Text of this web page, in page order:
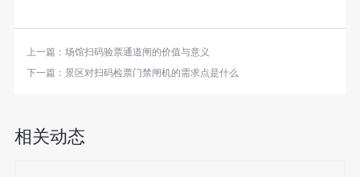
上一篇： 场馆扫码验票通道闸的价值与意义
下一篇： 景区对扫码检票门禁闸机的需求点是什么
相关动态